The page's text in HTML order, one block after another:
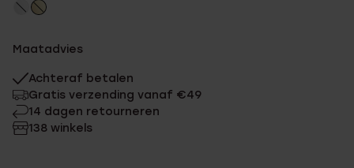
Maatadvies
Achteraf betalen
Gratis verzending vanaf €49
14 dagen retourneren
138 winkels